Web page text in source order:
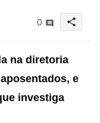
0 share
na diretoria
e
investiga